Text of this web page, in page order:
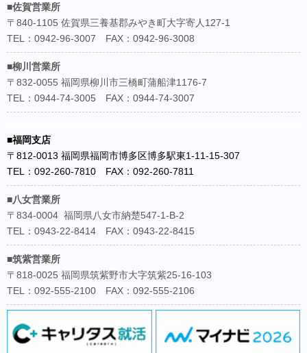
■佐賀営業所
〒840-1105 佐賀県三養基郡みやき町大字寄人127-1
TEL：0942-96-3007 FAX：0942-96-3008
■柳川営業所
〒832-0055 福岡県柳川市三橋町蒲船津1176-7
TEL：0944-74-3005 FAX：0944-74-3007
■福岡支店
〒812-0013 福岡県福岡市博多区博多駅東1-11-15-307
TEL：092-260-7810 FAX：092-260-7811
■八女営業所
〒834-0004 福岡県八女市納楚547-1-B-2
TEL：0943-22-8414 FAX：0943-22-8415
■筑紫営業所
〒818-0025 福岡県筑紫野市大字筑紫25-16-103
TEL：092-555-2100 FAX：092-555-2106